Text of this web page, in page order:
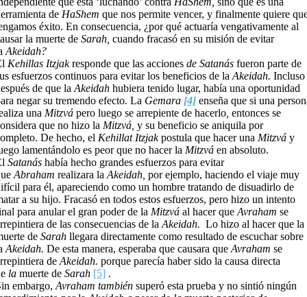
de HaShem que nos permite vencer, y finalmente quiere
éxito. En consecuencia, ¿por qué actuaría vengativamente al
la muerte de Sarah, cuando fracasó en su misión de evitar
Akeidah?
Kehillas Itzjakresponde que las acciones de Satanás fueron parte de
esfuerzos continuos para evitar los beneficios de la Akeidah. Incluso
de que la Akeidah hubiera tenido lugar, había una oportunidad
negar su tremendo efecto. La Gemara [4] enseña que si una
una Mitzvá pero luego se arrepiente de hacerlo entonces se
que no hizo la Mitzvá, y su beneficio se aniquila por
De hecho, el Kehillat Itzjakpostula que hacer una Mitzvá y
lamentándolo es peor que no hacer la Mitzvá en absoluto.
Satanás había hecho grandes esfuerzos para evitar
Abraham realizara la Akeidah, por ejemplo, haciendo el viaje muy
para él, apareciendo como un hombre tratando de disuadirlo de
a su hijo. Fracasó en todos estos esfuerzos, pero hizo un intento
para anular el gran poder de la Mitzvá al hacer que Avraham se
de las consecuencias de la Akeidah. Lo hizo al hacer que la
de Sarah llegara directamente como resultado de escuchar sobre
Akeidah. De esta manera, esperaba que causara que Avraham se
de Akeidah. porque parecía haber sido la causa directa
la muerte de Sarah [5] .
embargo, Avraham también superó esta prueba y no sintió ningún